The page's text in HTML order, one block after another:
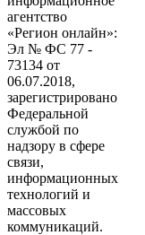
агентство
«Регион онлайн»:
Эл № ФС 77 -
73134 от
06.07.2018,
зарегистрировано
Федеральной
службой по
надзору в сфере
связи,
информационных
технологий и
массовых
коммуникаций.